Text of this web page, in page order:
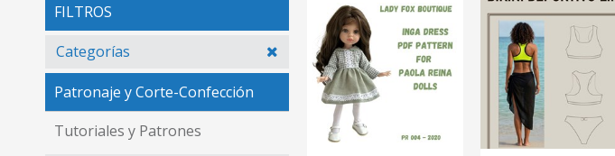
FILTROS
Categorías
Patronaje y Corte-Confección
Tutoriales y Patrones